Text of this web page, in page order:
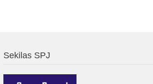
Sekilas SPJ